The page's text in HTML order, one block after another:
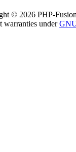
© 2026 PHP-
warranties under